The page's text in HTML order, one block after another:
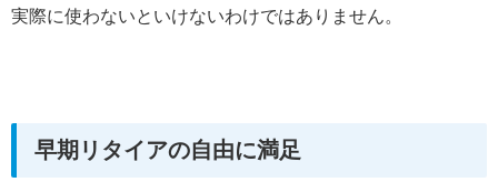
実際に使わないといけないわけではありません。
早期リタイアの自由に満足